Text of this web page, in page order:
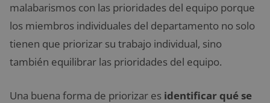
malabarismos con las prioridades del equipo porque
los miembros individuales del departamento no solo
tienen que priorizar su trabajo individual, sino
también equilibrar las prioridades del equipo.
Una buena forma de priorizar es identificar qué se